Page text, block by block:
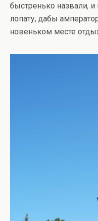
быстренько назвали,
лопату, дабы
новеньком месте